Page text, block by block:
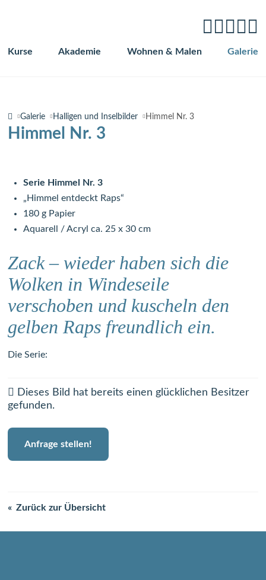
Navigation
Kurse Akademie Wohnen & Malen Galerie
Galerie Halligen und Inselbilder Himmel Nr. 3
Himmel Nr. 3
Serie Himmel Nr. 3
„Himmel entdeckt Raps“
180 g Papier
Aquarell / Acryl ca. 25 x 30 cm
Zack – wieder haben sich die
Wolken in Windeseile
verschoben und kuscheln den
gelben Raps freundlich ein.
Die Serie:
Dieses Bild hat bereits einen glücklichen Besitzer
gefunden.
Anfrage stellen!
Zurück zur Übersicht